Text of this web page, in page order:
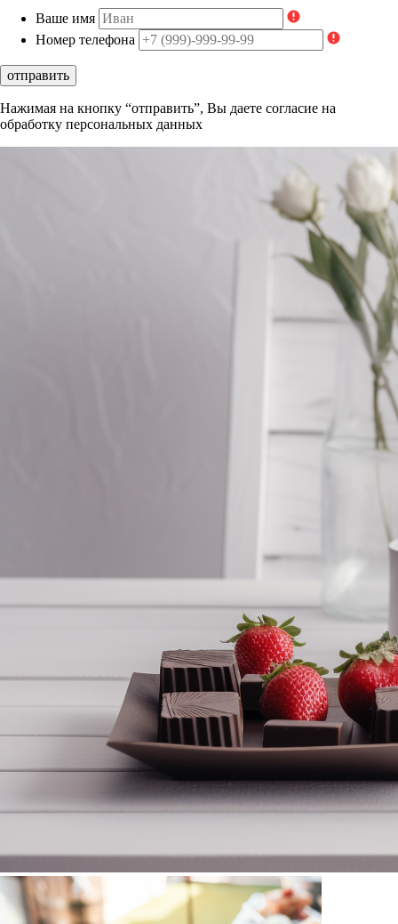
Ваше имя
Номер телефона
отправить
Нажимая на кнопку “отправить”, Вы даете согласие на
обработку персональных данных